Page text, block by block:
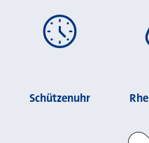
Schützenuhr